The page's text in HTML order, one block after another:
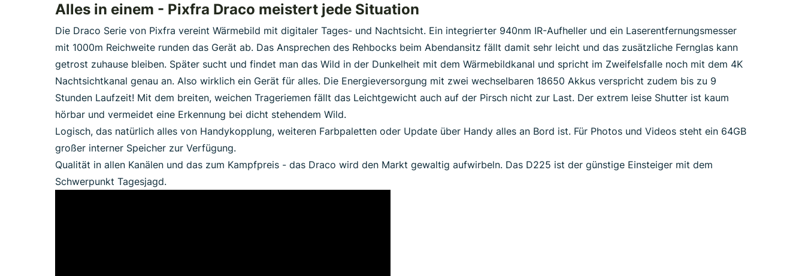
Alles in einem - Pixfra Draco meistert jede Situation
Die Draco Serie von Pixfra vereint Wärmebild mit digitaler Tages- und Nachtsicht. Ein integrierter 940nm IR-Aufheller und ein Laserentfernungsmesser
mit 1000m Reichweite runden das Gerät ab. Das Ansprechen des Rehbocks beim Abendansitz fällt damit sehr leicht und das zusätzliche Fernglas kann
getrost zuhause bleiben. Später sucht und findet man das Wild in der Dunkelheit mit dem Wärmebildkanal und spricht im Zweifelsfalle noch mit dem 4K
Nachtsichtkanal genau an. Also wirklich ein Gerät für alles. Die Energieversorgung mit zwei wechselbaren 18650 Akkus verspricht zudem bis zu 9
Stunden Laufzeit! Mit dem breiten, weichen Trageriemen fällt das Leichtgewicht auch auf der Pirsch nicht zur Last. Der extrem leise Shutter ist kaum
hörbar und vermeidet eine Erkennung bei dicht stehendem Wild.
Logisch, das natürlich alles von Handykopplung, weiteren Farbpaletten oder Update über Handy alles an Bord ist. Für Photos und Videos steht ein 64GB
großer interner Speicher zur Verfügung.
Qualität in allen Kanälen und das zum Kampfpreis - das Draco wird den Markt gewaltig aufwirbeln. Das D225 ist der günstige Einsteiger mit dem
Schwerpunkt Tagesjagd.